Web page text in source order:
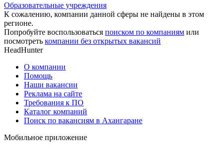
Образовательные учреждения
К сожалению, компании данной сферы не найдены в этом
регионе.
Попробуйте воспользоваться поиском по компаниям или
посмотреть компании без открытых вакансий
HeadHunter
О компании
Помощь
Наши вакансии
Реклама на сайте
Требования к ПО
Каталог компаний
Поиск по вакансиям в Ахангаране
Мобильное приложение